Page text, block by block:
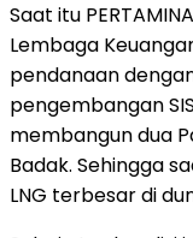
Saat itu
Lembaga
pendanaan
pengembangan
membangun dua
Badak. Sehingga
LNG terbesar di